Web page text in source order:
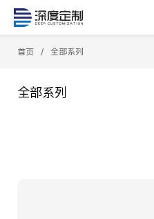
应用领域
产品系列
首页 / 全部系列
全部系列